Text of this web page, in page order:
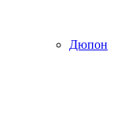
Дюпон